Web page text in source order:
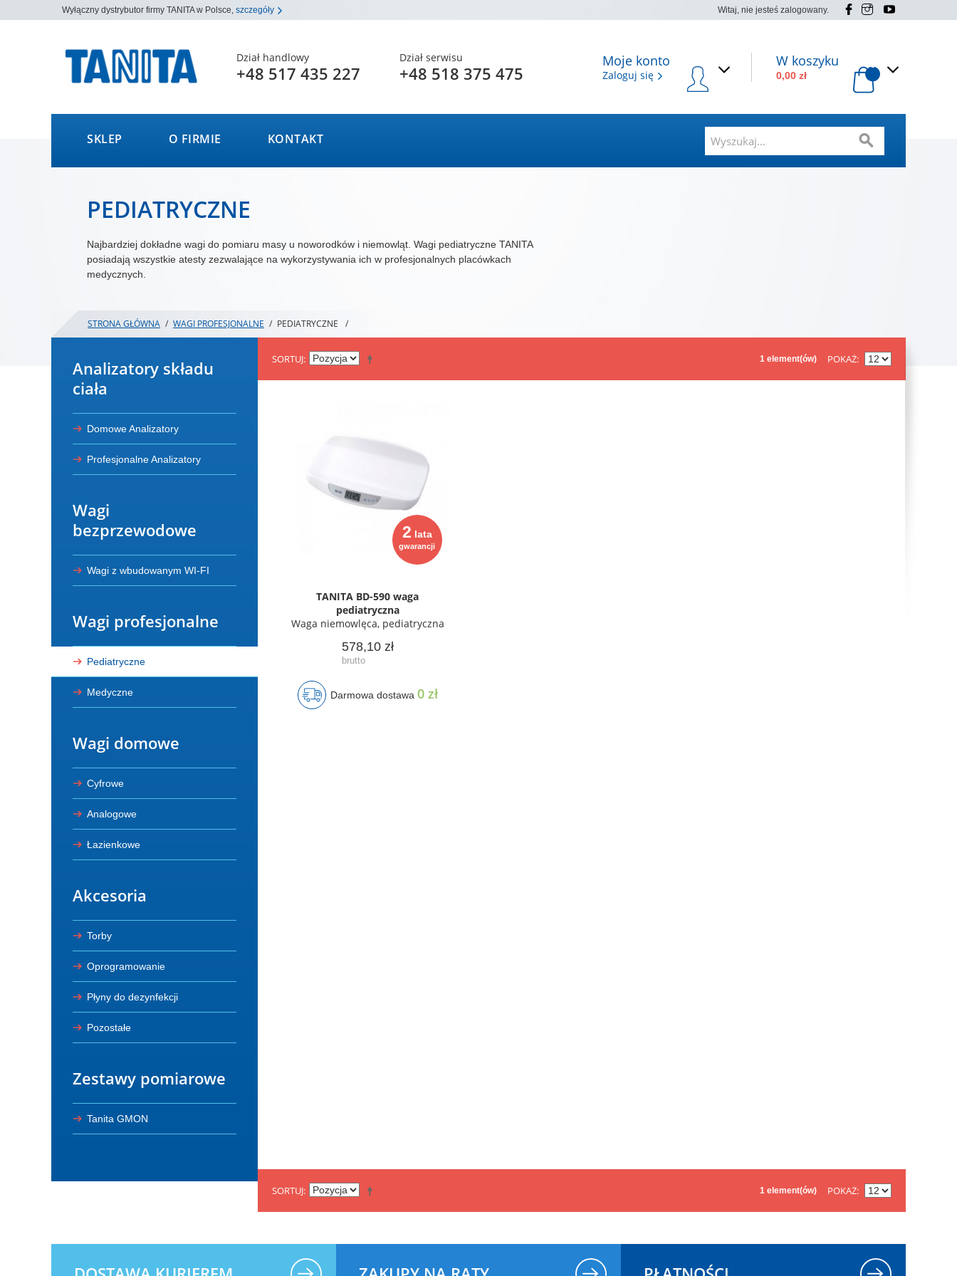
Wyłączny dystrybutor firmy TANITA w Polsce, szczegóły Witaj, nie jesteś zalogowany.
Dział handlowy
+48 517 435 227
Dział serwisu
+48 518 375 475
Moje konto
Zaloguj się
W koszyku
0,00 zł
0
SKLEP O FIRMIE KONTAKT
PEDIATRYCZNE
Najbardziej dokładne wagi do pomiaru masy u noworodków i niemowląt. Wagi pediatryczne TANITA
posiadają wszystkie atesty zezwalające na wykorzystywania ich w profesjonalnych placówkach
medycznych.
STRONA GŁÓWNA / WAGI PROFESJONALNE / PEDIATRYCZNE /
Analizatory składu
ciała
Domowe Analizatory
Profesjonalne Analizatory
Wagi
bezprzewodowe
Wagi z wbudowanym WI-FI
Wagi profesjonalne
Pediatryczne
Medyczne
Wagi domowe
Cyfrowe
Analogowe
Łazienkowe
Akcesoria
Torby
Oprogramowanie
Płyny do dezynfekcji
Pozostałe
Zestawy pomiarowe
Tanita GMON
SORTUJ 1 element(ów) POKAŻ
2 lata
gwarancji
TANITA BD-590 waga
pediatryczna
Waga niemowlęca, pediatryczna
578,10 zł
Darmowa dostawa 0 zł
SORTUJ 1 element(ów) POKAŻ